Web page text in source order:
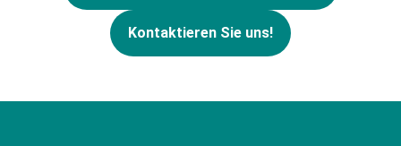
Kontaktieren Sie uns!